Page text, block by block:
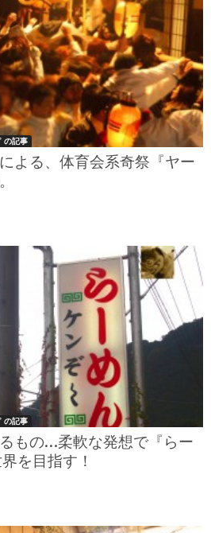
の記事
よる、体育会系奇祭『ヤー
の記事
もの…柔軟な発想で『らー
を目指す！